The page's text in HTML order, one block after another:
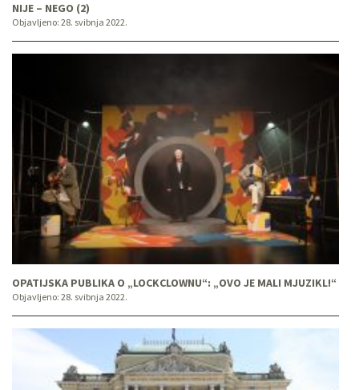
NIJE – NEGO (2)
Objavljeno: 28. svibnja 2022.
OPATIJSKA PUBLIKA O „LOCKCLOWNU“: „OVO JE MALI MJUZIKL!“
Objavljeno: 28. svibnja 2022.